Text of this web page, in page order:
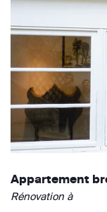
Appartement
Rénovation à